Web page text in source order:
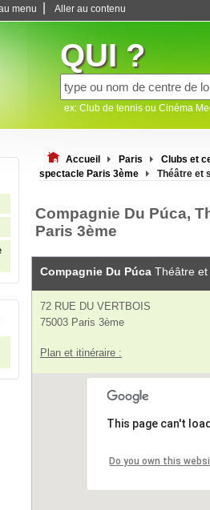
menu Aller au contenu
QUI ?
ex: Club de tennis ou Cinéma
Accueil Paris
Clubs et
spectacle Paris 3ème
Théâtre et
Compagnie Du Púca,
Paris 3ème
Compagnie Du Púca Théâtre
72 RUE DU VERTBOIS
75003 Paris 3ème
Plan et itinéraire :
This page can't
Do you own this